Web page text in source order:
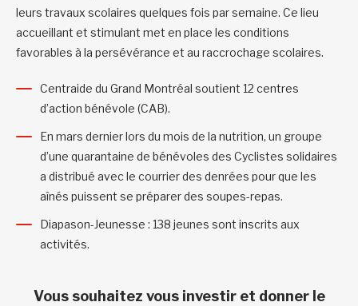
leurs travaux scolaires quelques fois par semaine. Ce lieu
accueillant et stimulant met en place les conditions
favorables à la persévérance et au raccrochage scolaires.
Centraide du Grand Montréal soutient 12 centres
d’action bénévole (CAB).
En mars dernier lors du mois de la nutrition, un groupe
d’une quarantaine de bénévoles des Cyclistes solidaires
a distribué avec le courrier des denrées pour que les
aînés puissent se préparer des soupes-repas.
Diapason-Jeunesse : 138 jeunes sont inscrits aux
activités.
Vous souhaitez vous investir et donner le